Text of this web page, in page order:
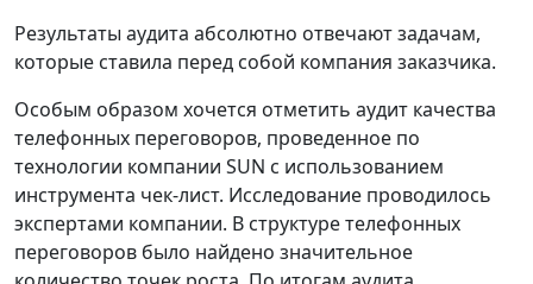
Результаты аудита абсолютно отвечают задачам,
которые ставила перед собой компания заказчика.
Особым образом хочется отметить аудит качества
телефонных переговоров, проведенное по
технологии компании SUN с использованием
инструмента чек-лист. Исследование проводилось
экспертами компании. В структуре телефонных
переговоров было найдено значительное